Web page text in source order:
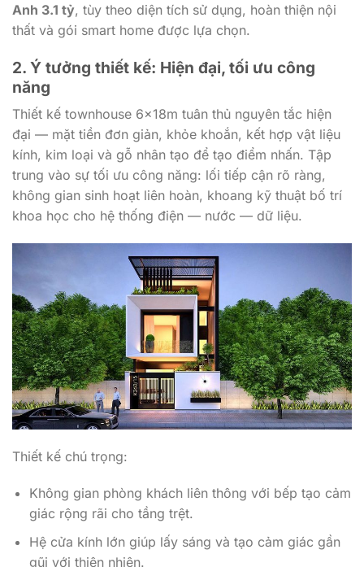
Anh 3.1 tỷ, tùy theo diện tích sử dụng, hoàn thiện nội
thất và gói smart home được lựa chọn.
2. Ý tưởng thiết kế: Hiện đại, tối ưu công
năng
Thiết kế townhouse 6x18m tuân thủ nguyên tắc hiện
đại — mặt tiền đơn giản, khỏe khoắn, kết hợp vật liệu
kính, kim loại và gỗ nhân tạo để tạo điểm nhấn. Tập
trung vào sự tối ưu công năng: lối tiếp cận rõ ràng,
không gian sinh hoạt liên hoàn, khoang kỹ thuật bố trí
khoa học cho hệ thống điện — nước — dữ liệu.
Thiết kế chú trọng:
Không gian phòng khách liên thông với bếp tạo cảm
giác rộng rãi cho tầng trệt.
Hệ cửa kính lớn giúp lấy sáng và tạo cảm giác gần
gũi với thiên nhiên.